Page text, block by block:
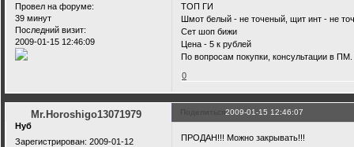
Провел на форуме:
39 минут
Последний визит:
2009-01-15 12:46:09
ТОП ГИ
Шмот белый - не точеный, щит инт - не
Сет шоп бижи
Цена - 5 к рублей
По вопросам покупки, консультации в ПМ.
0
Поделиться2009-01-15 12:46:07
Mr.Horoshigo13071979
Нуб
Зарегистрирован: 2009-01-12
ПРОДАН!!! Можно закрывать!!!